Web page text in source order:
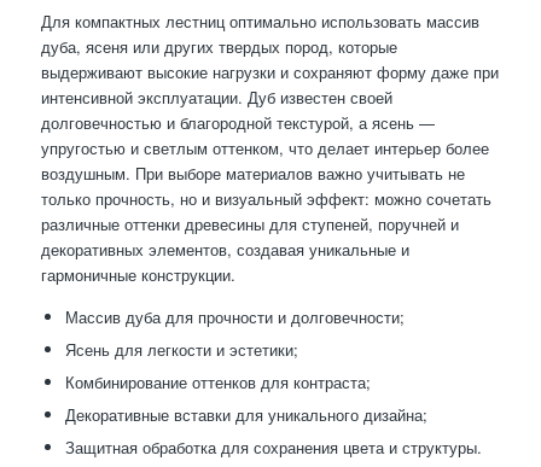
Для компактных лестниц оптимально использовать массив
дуба, ясеня или других твердых пород, которые
выдерживают высокие нагрузки и сохраняют форму даже при
интенсивной эксплуатации. Дуб известен своей
долговечностью и благородной текстурой, а ясень —
упругостью и светлым оттенком, что делает интерьер более
воздушным. При выборе материалов важно учитывать не
только прочность, но и визуальный эффект: можно сочетать
различные оттенки древесины для ступеней, поручней и
декоративных элементов, создавая уникальные и
гармоничные конструкции.
Массив дуба для прочности и долговечности;
Ясень для легкости и эстетики;
Комбинирование оттенков для контраста;
Декоративные вставки для уникального дизайна;
Защитная обработка для сохранения цвета и структуры.